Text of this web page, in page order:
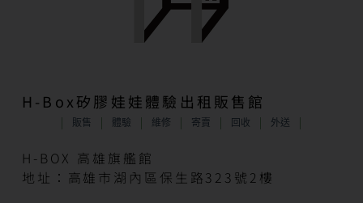
H-Box矽膠娃娃體驗出租販售館
販售 體驗 維修 寄賣 回收 外送
H-BOX 高雄旗艦館
地址：高雄市湖內區保生路323號2樓